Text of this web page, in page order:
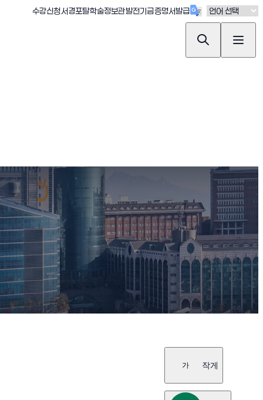
수강신청(새창 열림)
서경포탈(새창 열림)
학술정보관(새창 열림)
발전기금(새창 열림)
증명서발급(새창 열림)
가 작게